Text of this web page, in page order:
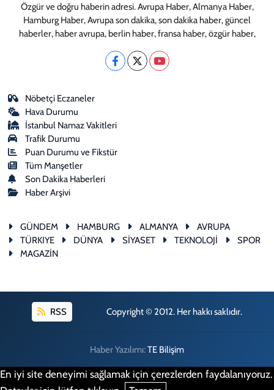
Özgür ve doğru haberin adresi. Avrupa Haber, Almanya Haber,
Hamburg Haber, Avrupa son dakika, son dakika haber, güncel
haberler, haber avrupa, berlin haber, fransa haber, özgür haber,
Nöbetçi Eczaneler
Hava Durumu
İstanbul Namaz Vakitleri
Trafik Durumu
Puan Durumu ve Fikstür
Tüm Manşetler
Son Dakika Haberleri
Haber Arşivi
GÜNDEM HAMBURG ALMANYA
AVRUPA
TÜRKIYE
DÜNYA SİYASET TEKNOLOJİ
SPOR
MAGAZİN
RSS Copyright © 2012. Her hakkı saklıdır.
Haber Yazılımı:TE Bilişim
En iyi site deneyimi sağlamak için çerezlerden faydalanıyoruz.